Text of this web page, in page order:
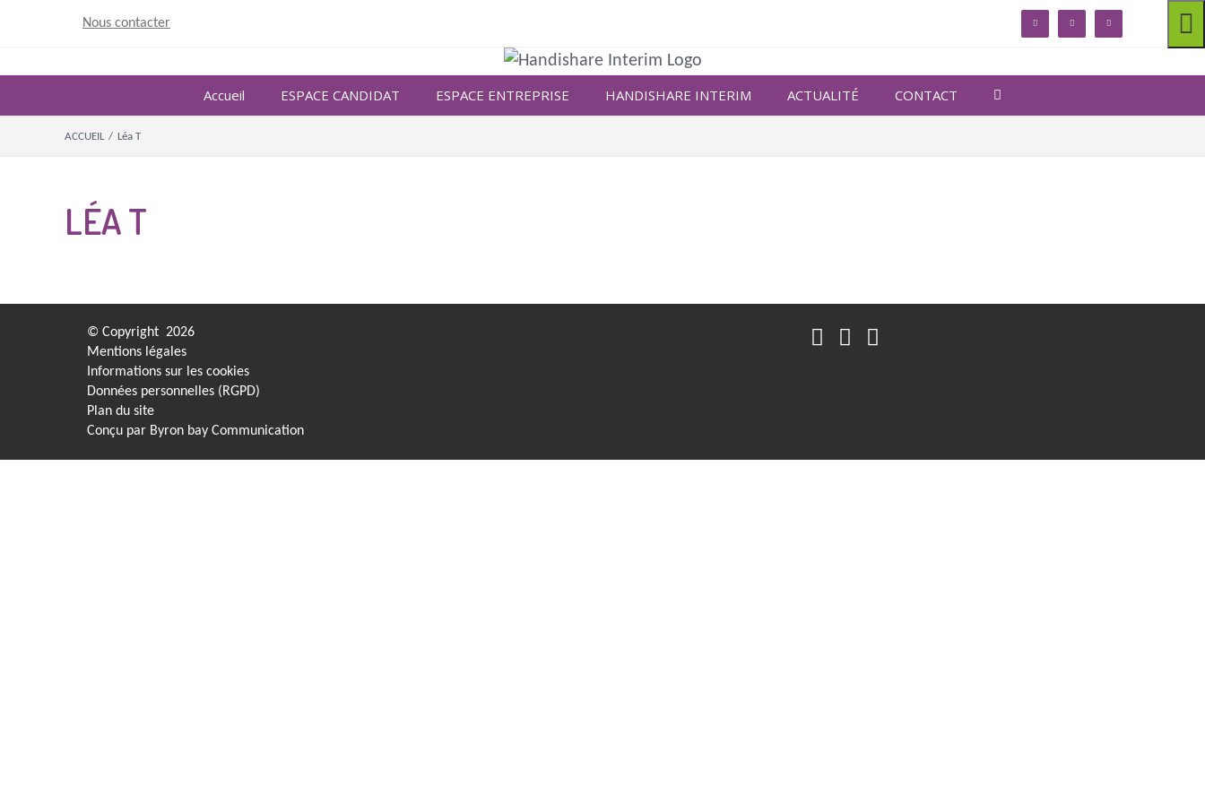
Nous contacter linkedin facebook twitter
Accueil ESPACE CANDIDAT ESPACE ENTREPRISE HANDISHARE INTERIM ACTUALITÉ CONTACT
ACCUEIL / Léa T
LÉA T
© Copyright 2026
Mentions légales
Informations sur les cookies
Données personnelles (RGPD)
Plan du site
Conçu par Byron bay Communication